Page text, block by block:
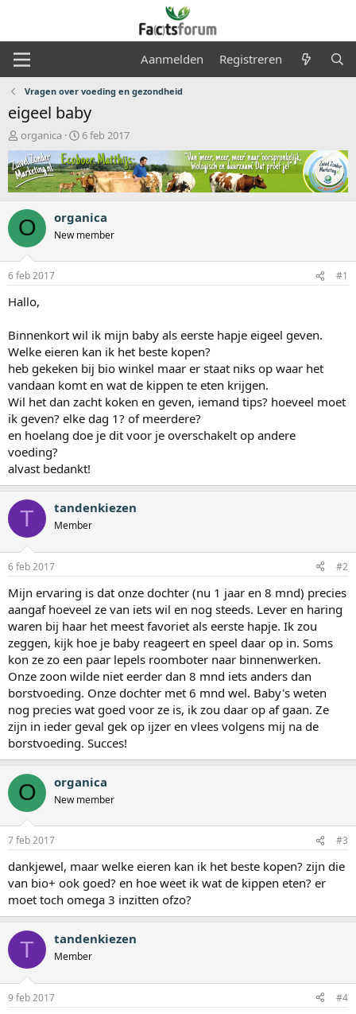
Aanmelden Registreren
Vragen over voeding en gezondheid
eigeel baby
O
n
d
e
r
w
e
r
p
s
t
r
e
r
organica
S
t
a
r
t
a
t
m
6 feb 2017
O organica
New member
6 feb 2017 #1
Hallo,
Binnenkort wil ik mijn baby als eerste hapje eigeel geven.
Welke eieren kan ik het beste kopen?
heb gekeken bij bio winkel maar er staat niks op waar het
vandaan komt en wat de kippen te eten krijgen.
Wil het dan zacht koken en geven, iemand tips? hoeveel moet
ik geven? elke dag 1? of meerdere?
en hoelang doe je dit voor je overschakelt op andere
voeding?
alvast bedankt!
T tandenkiezen
Member
6 feb 2017 #2
Mijn ervaring is dat onze dochter (nu 1 jaar en 8 mnd) precies
aangaf hoeveel ze van iets wil en nog steeds. Lever en haring
waren bij haar het meest favoriet als eerste hapje. Ik zou
zeggen, kijk hoe je baby reageert en speel daar op in. Soms
kon ze zo een paar lepels roomboter naar binnenwerken.
Onze zoon wilde niet eerder dan 8 mnd iets anders dan
borstvoeding. Onze dochter met 6 mnd wel. Baby's weten
nog precies wat goed voor ze is, ik zou daar op af gaan. Ze
zijn in ieder geval gek op ijzer en vlees volgens mij na de
borstvoeding. Succes!
O organica
New member
7 feb 2017 #3
dankjewel, maar welke eieren kan ik het beste kopen? zijn die
van bio+ ook goed? en hoe weet ik wat de kippen eten? er
moet toch omega 3 inzitten ofzo?
T tandenkiezen
Member
9 feb 2017 #4